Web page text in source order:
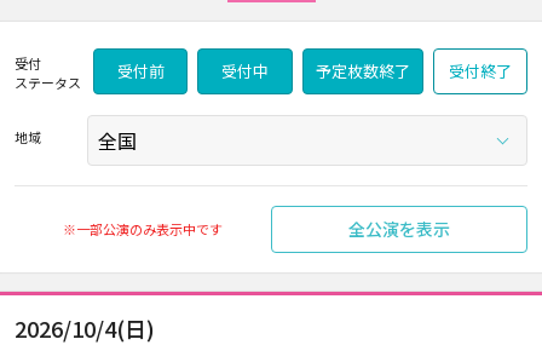
受付
ステータス
受付前 受付中 予定枚数終了 受付終了
地域
※一部公演のみ表示中です 全公演を表示
2026/10/4(日)